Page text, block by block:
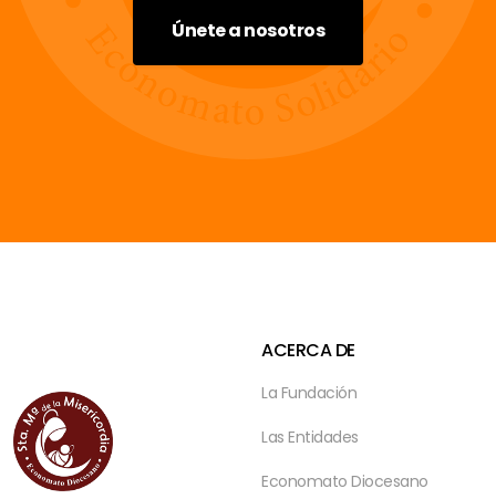
Únete a nosotros
ACERCA DE
La Fundación
Las Entidades
Economato Diocesano